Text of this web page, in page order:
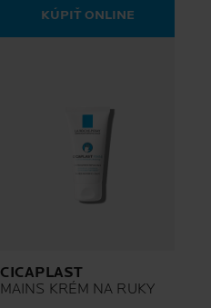
KÚPIŤ ONLINE
CICAPLAST
MAINS KRÉM NA RUKY